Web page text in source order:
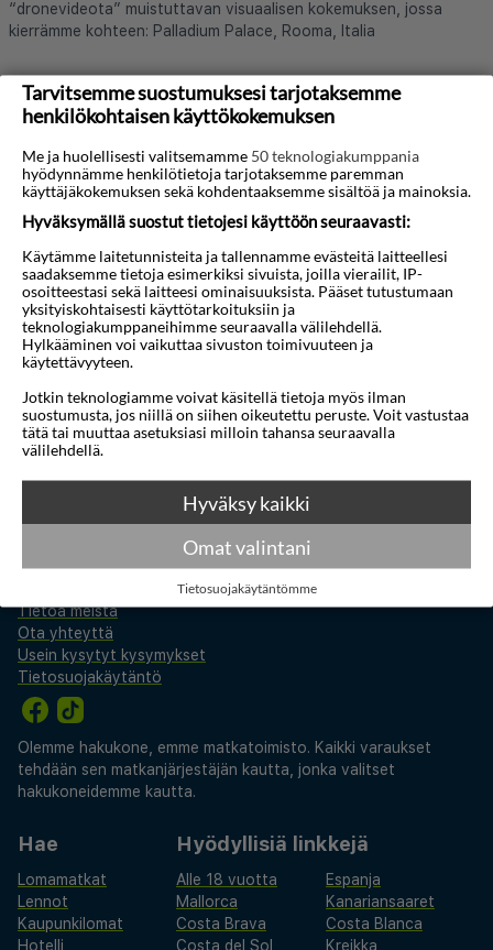
“dronevideota” muistuttavan visuaalisen kokemuksen, jossa
kierrämme kohteen: Palladium Palace, Rooma, Italia
Lue lisää hotellista
Haluatko saada houkuttelevia
tarjouksia, matkavinkkejä ja uutisia
sähköpostitse?
akkilahdot.fi
Tietoa meistä
Ota yhteyttä
Usein kysytyt kysymykset
Tietosuojakäytäntö
Olemme hakukone, emme matkatoimisto. Kaikki varaukset
tehdään sen matkanjärjestäjän kautta, jonka valitset
hakukoneidemme kautta.
Hae
Lomamatkat
Lennot
Kaupunkilomat
Hotelli
Hyödyllisiä linkkejä
Alle 18 vuotta
Espanja
Mallorca
Kanariansaaret
Costa Brava
Costa Blanca
Costa del Sol
Kreikka
Tarvitsemme suostumuksesi tarjotaksemme
henkilökohtaisen käyttökokemuksen
Me ja huolellisesti valitsemamme 50 teknologiakumppania
hyödynnämme henkilötietoja tarjotaksemme paremman
käyttäjäkokemuksen sekä kohdentaaksemme sisältöä ja mainoksia.
Hyväksymällä suostut tietojesi käyttöön seuraavasti:
Käytämme laitetunnisteita ja tallennamme evästeitä laitteellesi
saadaksemme tietoja esimerkiksi sivuista, joilla vierailit, IP-
osoitteestasi sekä laitteesi ominaisuuksista. Pääset tutustumaan
yksityiskohtaisesti käyttötarkoituksiin ja
teknologiakumppaneihimme seuraavalla välilehdellä.
Hylkääminen voi vaikuttaa sivuston toimivuuteen ja
käytettävyyteen.
Jotkin teknologiamme voivat käsitellä tietoja myös ilman
suostumusta, jos niillä on siihen oikeutettu peruste. Voit vastustaa
tätä tai muuttaa asetuksiasi milloin tahansa seuraavalla
välilehdellä.
Hyväksy kaikki
Omat valintani
Tietosuojakäytäntömme